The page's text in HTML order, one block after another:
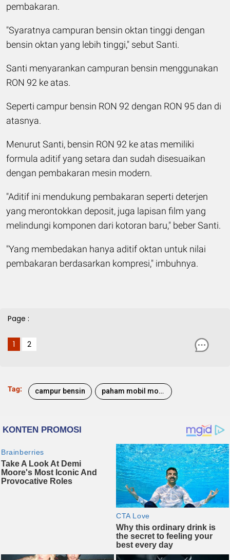
pembakaran.
"Syaratnya campuran bensin oktan tinggi dengan
bensin oktan yang lebih tinggi," sebut Santi.
Santi menyarankan campuran bensin menggunakan
RON 92 ke atas.
Seperti campur bensin RON 92 dengan RON 95 dan di
atasnya.
Menurut Santi, bensin RON 92 ke atas memiliki
formula aditif yang setara dan sudah disesuaikan
dengan pembakaran mesin modern.
"Aditif ini mendukung pembakaran seperti deterjen
yang merontokkan deposit, juga lapisan film yang
melindungi komponen dari kotoran baru," beber Santi.
"Yang membedakan hanya aditif oktan untuk nilai
pembakaran berdasarkan kompresi," imbuhnya.
Page :
1 2
Tag: campur bensin paham mobil motor